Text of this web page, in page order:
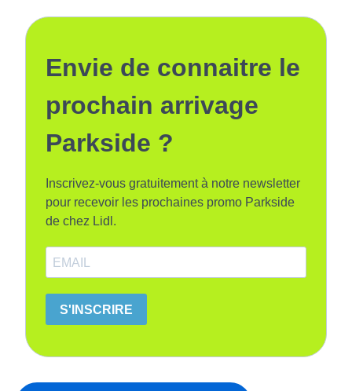
Envie de connaitre le
prochain arrivage
Parkside ?
Inscrivez-vous gratuitement à notre newsletter
pour recevoir les prochaines promo Parkside
de chez Lidl.
S'INSCRIRE